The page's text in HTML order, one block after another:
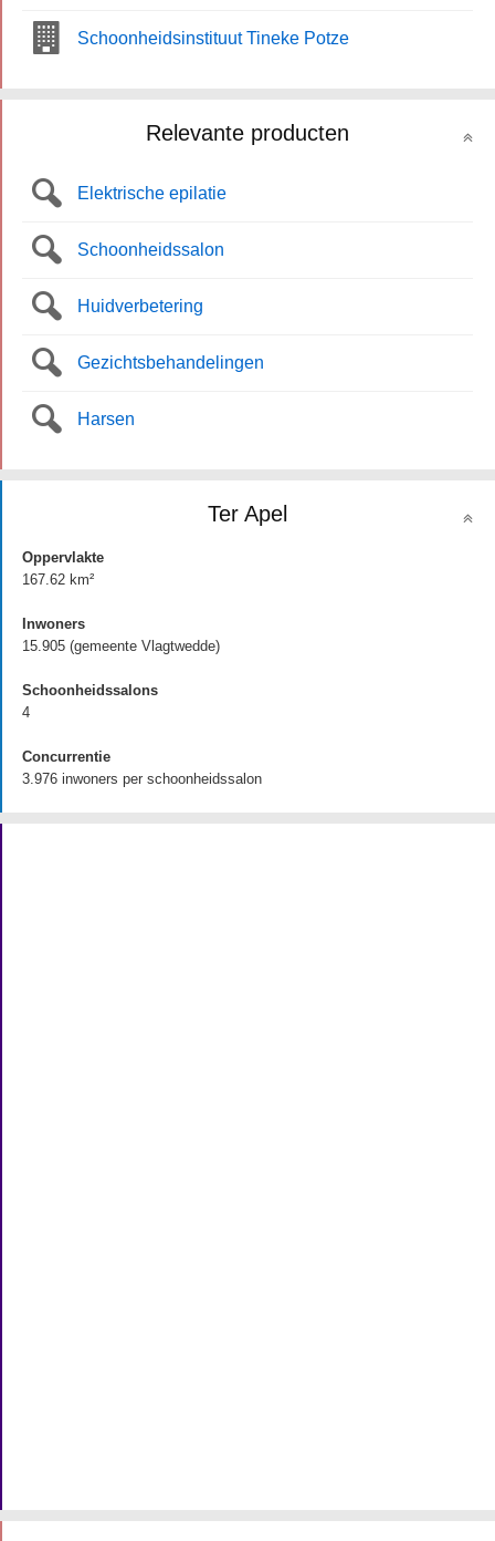
Schoonheidsinstituut Tineke Potze
Relevante producten
Elektrische epilatie
Schoonheidssalon
Huidverbetering
Gezichtsbehandelingen
Harsen
Ter Apel
Oppervlakte
167.62 km²
Inwoners
15.905 (gemeente Vlagtwedde)
Schoonheidssalons
4
Concurrentie
3.976 inwoners per schoonheidssalon